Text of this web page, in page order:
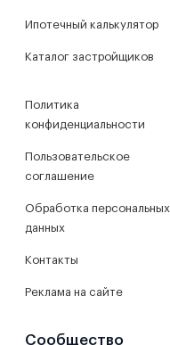
Ипотечный калькулятор
Каталог застройщиков
Политика
конфиденциальности
Пользовательское
соглашение
Обработка персональных
данных
Контакты
Реклама на сайте
Сообщество